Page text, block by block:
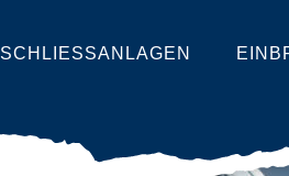
SCHLIESSANLAGEN